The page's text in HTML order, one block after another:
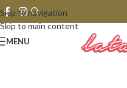
Skip to navigation
Skip to main content
MENU